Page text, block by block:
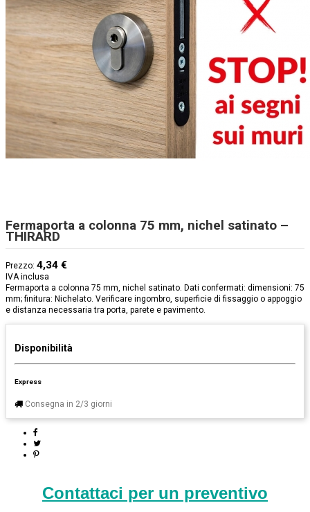
Fermaporta a colonna 75 mm, nichel satinato –
THIRARD
Prezzo: 4,34 €
IVA inclusa
Fermaporta a colonna 75 mm, nichel satinato. Dati confermati: dimensioni: 75
mm; finitura: Nichelato. Verificare ingombro, superficie di fissaggio o appoggio
e distanza necessaria tra porta, parete e pavimento.
Disponibilità
Express
Consegna in 2/3 giorni
Contattaci per un preventivo